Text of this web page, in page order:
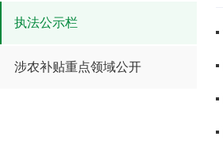
执法公示栏
涉农补贴重点领域公开